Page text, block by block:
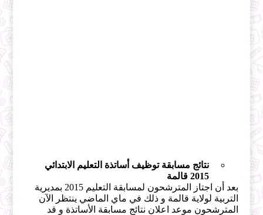
نتائج مسابقة توظيف أساتذة التعليم الابتدائي
2015 قالمة
بعد أن اجتاز المترشحون لمسابقة التعليم 2015 بمديرية
التربية لولاية قالمة و ذلك في ماي الماضي ينتظر الآن
المترشحون موعد اعلان نتائج مسابقة الأساتذة و قد